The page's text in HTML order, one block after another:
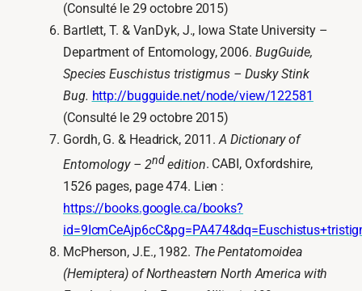
(Consulté le 29 octobre 2015)
Bartlett, T. & VanDyk, J., Iowa State University –
Department of Entomology, 2006. BugGuide,
Species Euschistus tristigmus – Dusky Stink
Bug. http://bugguide.net/node/view/122581
(Consulté le 29 octobre 2015)
Gordh, G. & Headrick, 2011.A Dictionary of
Entomology – 2nd edition. CABI, Oxfordshire,
1526 pages, page 474. Lien :
https://books.google.ca/books?
McPherson, J.E., 1982. The Pentatomoidea
(Hemiptera) of Northeastern North America with